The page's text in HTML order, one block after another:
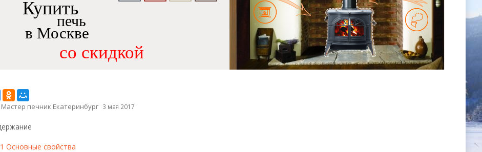
Купить
печь
в Москве
со скидкой
Мастер печник Екатеринбург 3 мая 2017
1 Основные свойства